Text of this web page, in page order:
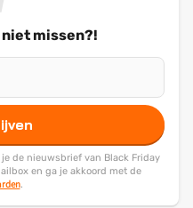
missen?!
de nieuwsbrief van Black Friday
en ga je akkoord met de
.